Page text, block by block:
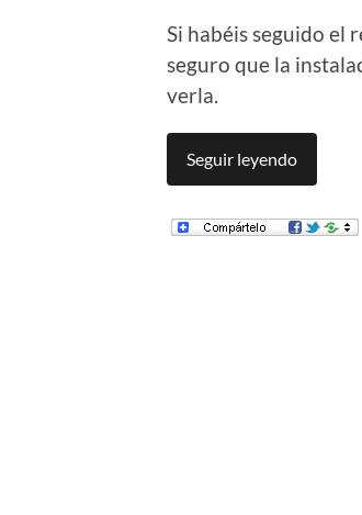
Si habéis seguido el
seguro que la
verla.
Seguir leyendo